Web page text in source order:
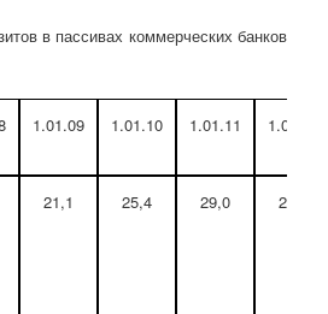
в пассивах коммерческих банков
1.01.09 1.01.10 1.01.11 1.01.12
21,1 25,4 29,0 28,5